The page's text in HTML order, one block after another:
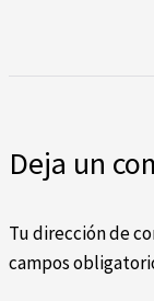
Deja un
Tu dirección de
campos